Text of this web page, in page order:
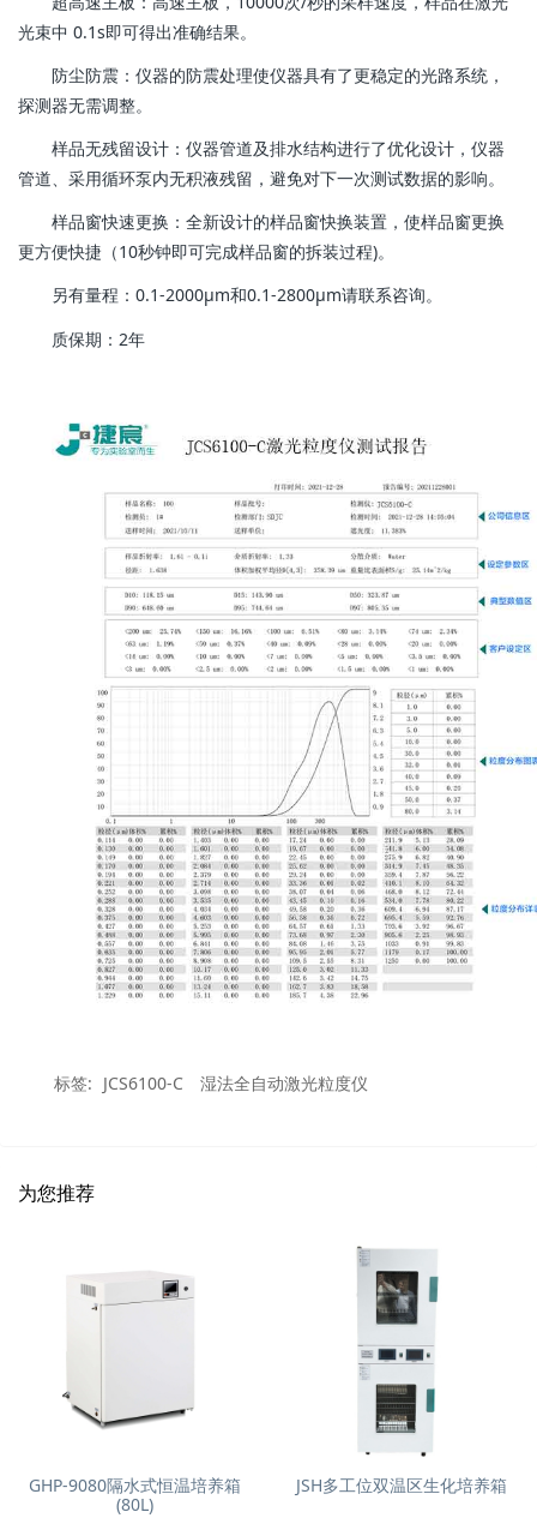
光束中 0.1s即可得出准确结果。
防尘防震：仪器的防震处理使仪器具有了更稳定的光路系统，
探测器无需调整。
样品无残留设计：仪器管道及排水结构进行了优化设计，仪器
管道、采用循环泵内无积液残留，避免对下一次测试数据的影响。
样品窗快速更换：全新设计的样品窗快换装置，使样品窗更换
更方便快捷（10秒钟即可完成样品窗的拆装过程)。
另有量程：0.1-2000μm和0.1-2800μm请联系咨询。
质保期：2年
标签: JCS6100-C 湿法全自动激光粒度仪
为您推荐
GHP-9080隔水式恒温培养箱
(80L)
JSH多工位双温区生化培养箱